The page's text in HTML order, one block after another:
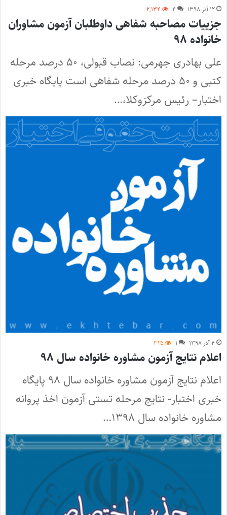
۱۲ آذر ۱۳۹۸ ۴ ۲,۱۳۴
جزییات مصاحبه شفاهی داوطلبان آزمون مشاوران
خانواده ۹۸
علی بهادری جهرمی: نصاب قبولی، ۵۰ درصد مرحله
کتبی و ۵۰ درصد مرحله شفاهی است پایگاه خبری
اختبار– رئیس مرکزوکلا،…
۴ آذر ۱۳۹۸ ۱ ۳۲۵
اعلام نتایج آزمون مشاوره خانواده سال ۹۸
اعلام نتایج آزمون مشاوره خانواده سال ۹۸ پایگاه
خبری اختبار- نتایج مرحله تستی آزمون اخذ پروانه
مشاوره خانواده سال ۱۳۹۸…